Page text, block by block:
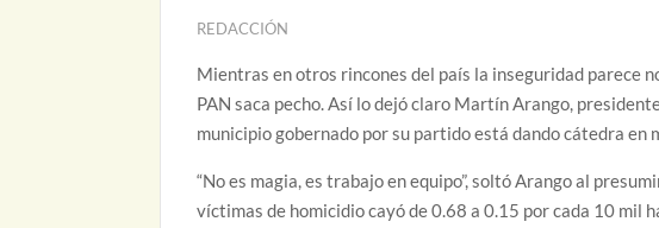
REDACCIÓN
Mientras en otros rincones del país la inseguridad parece
PAN saca pecho. Así lo dejó claro Martín Arango,
municipio gobernado por su partido está dando cátedra en
“No es magia, es trabajo en equipo”, soltó Arango al
víctimas de homicidio cayó de 0.68 a 0.15 por cada 10 mil